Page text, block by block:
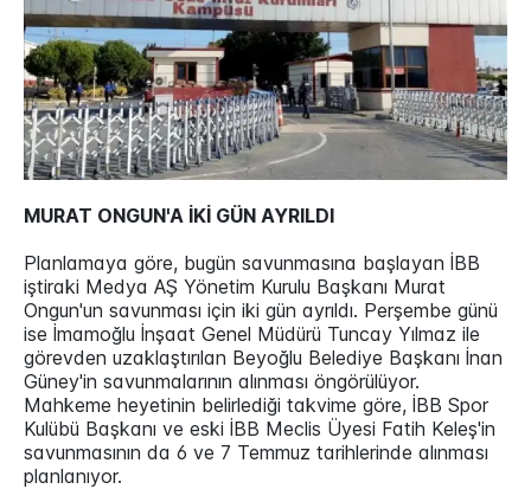
MURAT ONGUN'A İKİ GÜN AYRILDI
Planlamaya göre, bugün savunmasına başlayan İBB
iştiraki Medya AŞ Yönetim Kurulu Başkanı Murat
Ongun'un savunması için iki gün ayrıldı. Perşembe günü
ise İmamoğlu İnşaat Genel Müdürü Tuncay Yılmaz ile
görevden uzaklaştırılan Beyoğlu Belediye Başkanı İnan
Güney'in savunmalarının alınması öngörülüyor.
Mahkeme heyetinin belirlediği takvime göre, İBB Spor
Kulübü Başkanı ve eski İBB Meclis Üyesi Fatih Keleş'in
savunmasının da 6 ve 7 Temmuz tarihlerinde alınması
planlanıyor.